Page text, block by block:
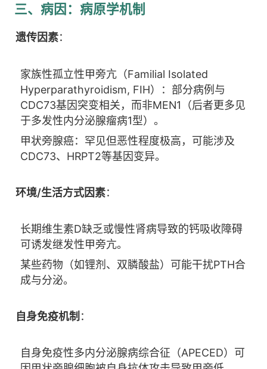
三、病因：病原学机制
遗传因素：
家族性孤立性甲旁亢（Familial Isolated
Hyperparathyroidism, FIH）：部分病例与
CDC73基因突变相关，而非MEN1（后者更多见
于多发性内分泌腺瘤病1型）。
甲状旁腺癌：罕见但恶性程度极高，可能涉及
CDC73、HRPT2等基因变异。
环境/生活方式因素：
长期维生素D缺乏或慢性肾病导致的钙吸收障碍
可诱发继发性甲旁亢。
某些药物（如锂剂、双膦酸盐）可能干扰PTH合
成与分泌。
自身免疫机制 ：
自身免疫性多内分泌腺病综合征（APECED）可